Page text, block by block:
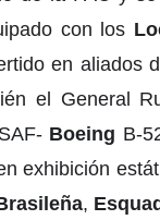
con los
en aliados
el General
Boeing B-
exhibición
,